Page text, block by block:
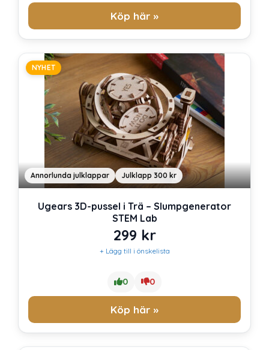
Köp här »
NYHET
Annorlunda julklappar Julklapp 300 kr
Ugears 3D-pussel i Trä – Slumpgenerator
STEM Lab
299 kr
+ Lägg till i önskelista
0 0
Köp här »